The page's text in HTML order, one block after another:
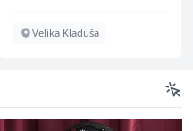
Velika Kladuša